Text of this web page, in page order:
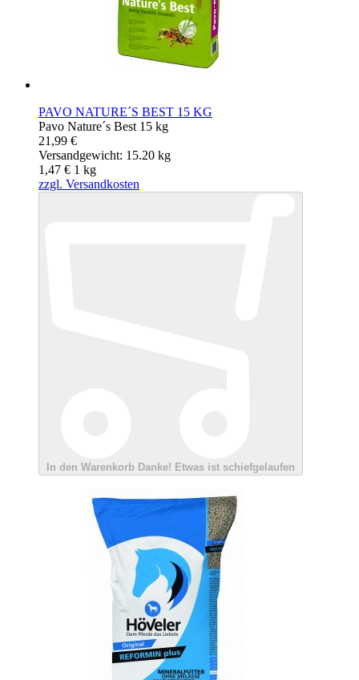
PAVO NATURE´S BEST 15 KG
Pavo Nature´s Best 15 kg
21,99 €
Versandgewicht: 15.20 kg
1,47 € 1 kg
zzgl. Versandkosten
In den Warenkorb Danke! Etwas ist schiefgelaufen